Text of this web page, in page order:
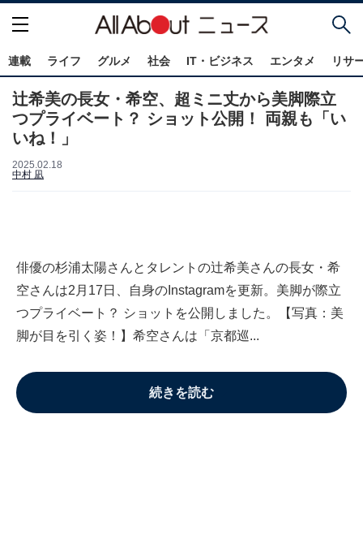
連載 ライフ グルメ 社会 IT・ビジネス エンタメ リサ
辻希美の長女・希空、超ミニ丈から美脚際立
つプライベート？ ショット公開！ 両親も「い
いね！」
2025.02.18
中村 凪
俳優の杉浦太陽さんとタレントの辻希美さんの長女・希
空さんは2月17日、自身のInstagramを更新。美脚が際立
つプライベート？ ショットを公開しました。【写真：美
脚が目を引く姿！】希空さんは「京都巡...
続きを読む